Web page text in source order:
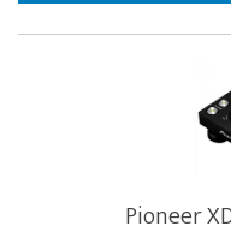
Pioneer